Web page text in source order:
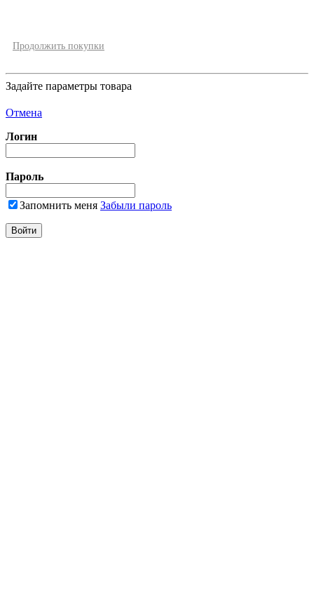
Продолжить покупки
Задайте параметры товара
Отмена
Логин
Пароль
Запомнить меня Забыли пароль